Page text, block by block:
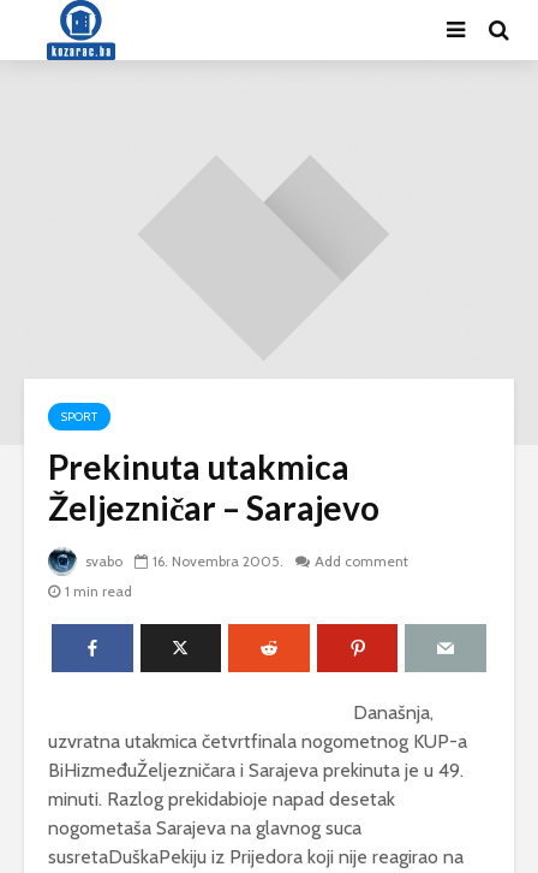
SPORT
Prekinuta utakmica
Željezničar – Sarajevo
svabo 16. Novembra 2005.
Add comment
1 min read
Današnja,
uzvratna utakmica četvrtfinala nogometnog KUP-a
BiHizmeđuŽeljezničara i Sarajeva prekinuta je u 49.
minuti. Razlog prekidabioje napad desetak
nogometaša Sarajeva na glavnog suca
susretaDuškaPekiju iz Prijedora koji nije reagirao na